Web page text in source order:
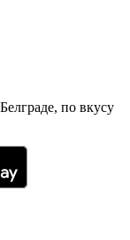
по вкусу